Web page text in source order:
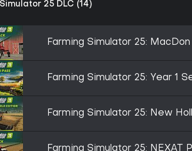
25 DLC (14)
Farming Simulator 25: MacDon
Farming Simulator 25: Year 1
Farming Simulator 25: New
Farming Simulator 25: NEXAT